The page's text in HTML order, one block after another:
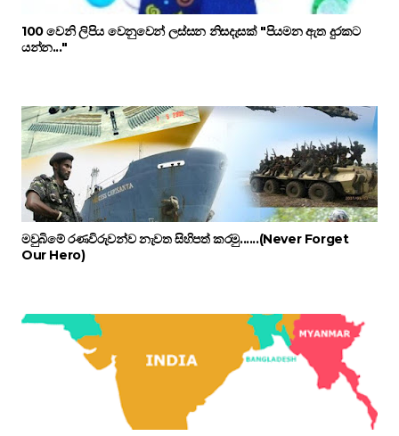
100 වෙනි ලිපිය වෙනුවෙන් ලස්සන නිසදැසක් "පියමන ඇත දුරකට
යන්න..."
මවුබිමේ රණවිරුවන්ව නැවත සිහිපත් කරමු......(Never Forget
Our Hero)